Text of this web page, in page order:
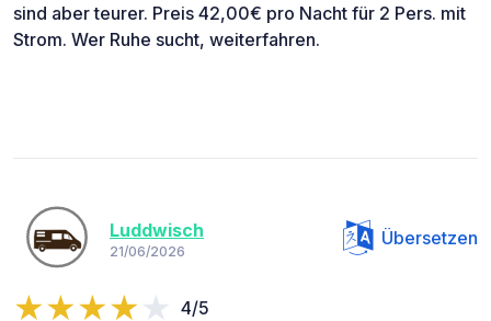
sind aber teurer. Preis 42,00€ pro Nacht für 2 Pers. mit
Strom. Wer Ruhe sucht, weiterfahren.
Luddwisch
21/06/2026
Übersetzen
4/5